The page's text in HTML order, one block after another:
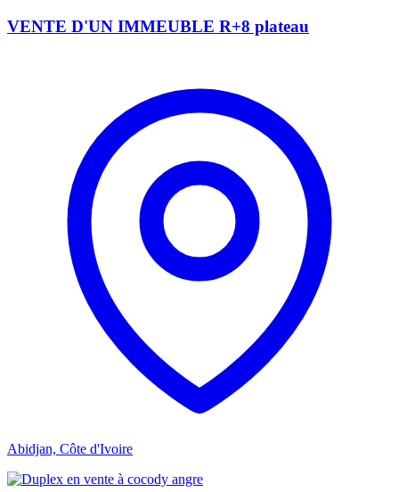
VENTE D'UN IMMEUBLE R+8 plateau
Abidjan, Côte d'Ivoire